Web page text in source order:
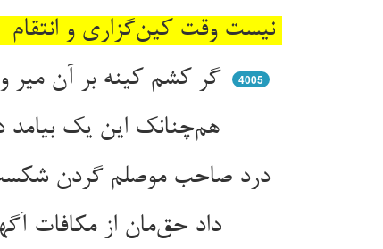
گر کشم کینه بر آن میر و حرم ** آن تعدی هم بیاید بر سرم
4005
هم‌چنانک این یک بیامد در جزا ** آزمودم باز نزمایم ورا
درد صاحب موصلم گردن شکست ** من نیارم این دگر را نیز خست
داد حق‌مان از مکافات آگهی ** گفت ان عدتم به عدنا به